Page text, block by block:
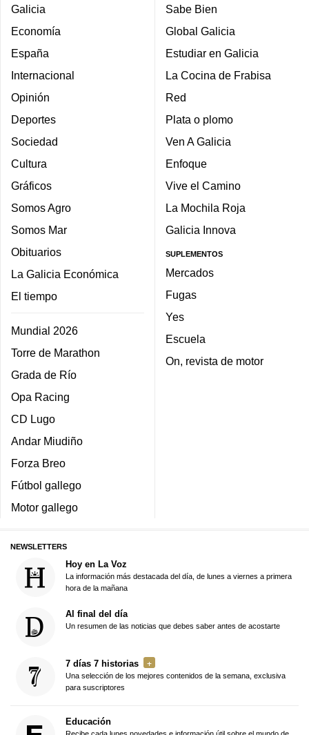
Galicia
Economía
España
Internacional
Opinión
Deportes
Sociedad
Cultura
Gráficos
Somos Agro
Somos Mar
Obituarios
La Galicia Económica
El tiempo
Mundial 2026
Torre de Marathon
Grada de Río
Opa Racing
CD Lugo
Andar Miudiño
Forza Breo
Fútbol gallego
Motor gallego
Sabe Bien
Global Galicia
Estudiar en Galicia
La Cocina de Frabisa
Red
Plata o plomo
Ven A Galicia
Enfoque
Vive el Camino
La Mochila Roja
Galicia Innova
SUPLEMENTOS
Mercados
Fugas
Yes
Escuela
On, revista de motor
NEWSLETTERS
Hoy en La Voz
La información más destacada del día, de lunes a viernes a primera
hora de la mañana
Al final del día
Un resumen de las noticias que debes saber antes de acostarte
7 días 7 historias
Una selección de los mejores contenidos de la semana, exclusiva
para suscriptores
Educación